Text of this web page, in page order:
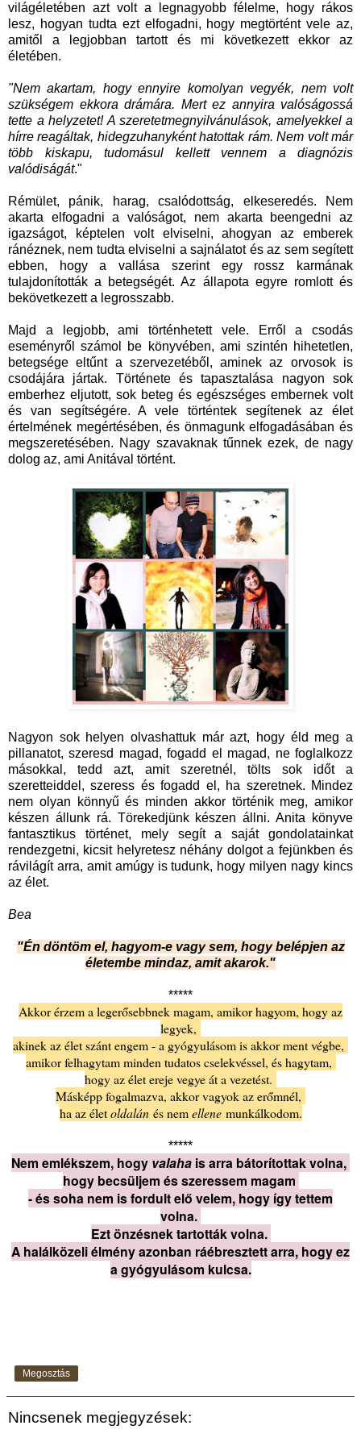
világéletében azt volt a legnagyobb félelme, hogy rákos
lesz, hogyan tudta ezt elfogadni, hogy megtörtént vele az,
amitől a legjobban tartott és mi következett ekkor az
életében.
"Nem akartam, hogy ennyire komolyan vegyék, nem volt
szükségem ekkora drámára. Mert ez annyira valóságossá
tette a helyzetet! A szeretetmegnyilvánulások, amelyekkel a
hírre reagáltak, hidegzuhanyként hatottak rám. Nem volt már
több kiskapu, tudomásul kellett vennem a diagnózis
valódiságát."
Rémület, pánik, harag, csalódottság, elkeseredés. Nem
akarta elfogadni a valóságot, nem akarta beengedni az
igazságot, képtelen volt elviselni, ahogyan az emberek
ránéznek, nem tudta elviselni a sajnálatot és az sem segített
ebben, hogy a vallása szerint egy rossz karmának
tulajdonították a betegségét. Az állapota egyre romlott és
bekövetkezett a legrosszabb.
Majd a legjobb, ami történhetett vele. Erről a csodás
eseményről számol be könyvében, ami szintén hihetetlen,
betegsége eltűnt a szervezetéből, aminek az orvosok is
csodájára jártak. Története és tapasztalása nagyon sok
emberhez eljutott, sok beteg és egészséges embernek volt
és van segítségére. A vele történtek segítenek az élet
értelmének megértésében, és önmagunk elfogadásában és
megszeretésében. Nagy szavaknak tűnnek ezek, de nagy
dolog az, ami Anitával történt.
Nagyon sok helyen olvashattuk már azt, hogy éld meg a
pillanatot, szeresd magad, fogadd el magad, ne foglalkozz
másokkal, tedd azt, amit szeretnél, tölts sok időt a
szeretteiddel, szeress és fogadd el, ha szeretnek. Mindez
nem olyan könnyű és minden akkor történik meg, amikor
készen állunk rá. Törekedjünk készen állni. Anita könyve
fantasztikus történet, mely segít a saját gondolatainkat
rendezgetni, kicsit helyretesz néhány dolgot a fejünkben és
rávilágít arra, amit amúgy is tudunk, hogy milyen nagy kincs
az élet.
Bea
"Én döntöm el, hagyom-e vagy sem, hogy belépjen az
életembe mindaz, amit akarok."
*****
Akkor érzem a legerősebbnek magam, amikor hagyom, hogy az
legyek,
akinek az élet szánt engem - a gyógyulásom is akkor ment végbe,
amikor felhagytam minden tudatos cselekvéssel, és hagytam,
hogy az élet ereje vegye át a vezetést.
Másképp fogalmazva, akkor vagyok az erőmnél,
ha az életoldalánés nemellenemunkálkodom.
*****
Nem emlékszem, hogy valaha is arra bátorítottak volna,
hogy becsüljem és szeressem magam
- és soha nem is fordult elő velem, hogy így tettem
volna.
Ezt önzésnek tartották volna.
A halálközeli élmény azonban ráébresztett arra, hogy ez
a gyógyulásom kulcsa.
Megosztás
Nincsenek megjegyzések: